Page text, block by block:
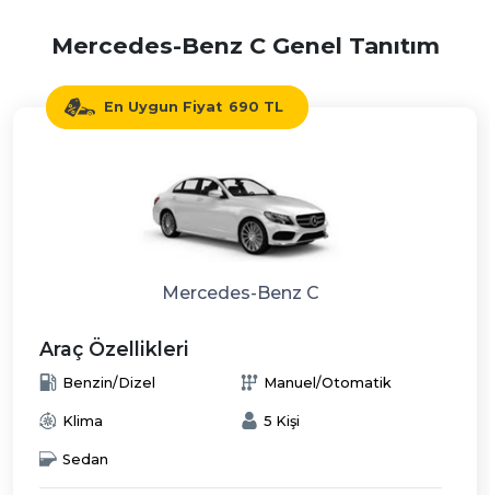
Mercedes-Benz C Genel Tanıtım
En Uygun Fiyat 690 TL
Mercedes-Benz C
Araç Özellikleri
Benzin/Dizel Manuel/Otomatik
Klima 5 Kişi
Sedan